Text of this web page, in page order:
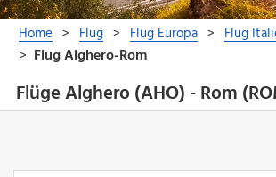
Flüge Alghero (AHO) - Rom